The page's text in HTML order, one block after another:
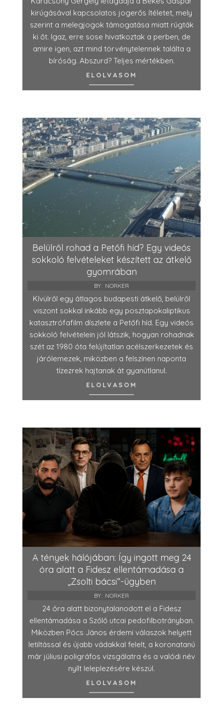
kirúgásával kapcsolatos jogerős ítéletet, mely
szerint a melegjogok támogatása miatt rúgták
ki őt. Igaz, erre sose hivatkoztak a perben, de
amire igen, azt mind törvénytelennek találta a
bíróság. Abszurd? Teljes mértékben.
ELOLVASOM
Belülről rohad a Petőfi híd? Egy videós
sokkoló felvételeket készített az átkelő
gyomrában
BY: NORKER
Kívülről egy átlagos budapesti átkelő, belülről
viszont sokkal inkább egy posztapokaliptikus
katasztrófafilm díszlete a Petőfi híd. Egy videós
sokkoló felvételein jól látszik, hogyan rohadnak
szét az 1980 óta felújítatlan acélszerkezetek és
járólemezek, miközben a felszínen naponta
tízezrek hajtanak át gyanútlanul.
ELOLVASOM
A tények hálójában: Így ingott meg 24
óra alatt a Fidesz ellentámadása a
„Zsolti bácsi”-ügyben
BY: NORKER
24 óra alatt bizonytalanodott el a Fidesz
ellentámadása a Szőlő utcai pedofilbotrányban.
Miközben Pócs János érdemi válaszok helyett
letiltással és újabb vádakkal felelt, a koronatanú
már júliusi poligráfos vizsgálatra és a valódi név
nyílt leleplezésére készül.
ELOLVASOM